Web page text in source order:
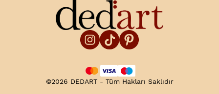
©2026 DEDART - Tüm Hakları Saklıdır